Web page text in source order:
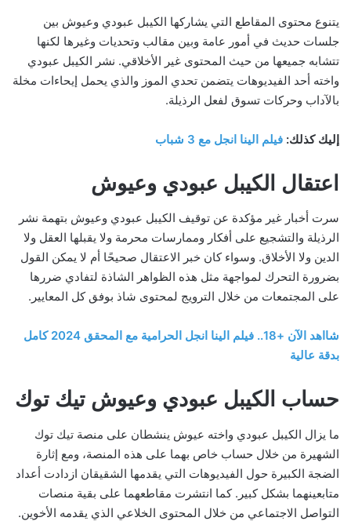
يتنوع محتوى المقاطع التي يشاركها الكيبل عبودي وعيوش بين
جلسات حديث في أمور عامة وبين مقالب وتحديات وغيرها لكنها
تتشابه جميعها من حيث المحتوى غير الأخلاقي. نشر الكيبل عبودي
واخته أحد الفيديوهات يتضمن تحدي الموز والذي يحمل إيحاءات مخلة
بالآداب وحركات تسوق لفعل الرذيلة.
إليك كذلك: فيلم الينا انجل مع 3 شباب
اعتقال الكيبل عبودي وعيوش
سرت أخبار غير مؤكدة عن توقيف الكيبل عبودي وعيوش بتهمة نشر
الرذيلة والتشجيع على أفكار وممارسات محرمة ولا يقبلها العقل ولا
الدين ولا الأخلاق. وسواء كان خبر الاعتقال صحيحًا أم لا يمكن القول
بضرورة التحرك لمواجهة مثل هذه الظواهر الشاذة لتفادي ضررها
على المجتمعات من خلال الترويج لمحتوى شاذ بوفق كل المعايير.
شااهد الآن +18.. فيلم الينا انجل الحرامية مع المحقق 2024 كامل
بدقة عالية
حساب الكيبل عبودي وعيوش تيك توك
ما يزال الكيبل عبودي واخته عيوش ينشطان على منصة تيك توك
الشهيرة من خلال حساب خاص بهما على هذه المنصة، ومع إثارة
الضجة الكبيرة حول الفيديوهات التي يقدمها الشقيقان ازدادت أعداد
متابعينهما بشكل كبير. كما انتشرت مقاطعهما على بقية منصات
التواصل الاجتماعي من خلال المحتوى الخلاعي الذي يقدمه الأخوين.